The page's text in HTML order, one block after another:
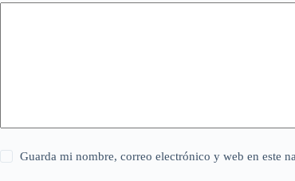
Guarda mi nombre, correo electrónico y web en este